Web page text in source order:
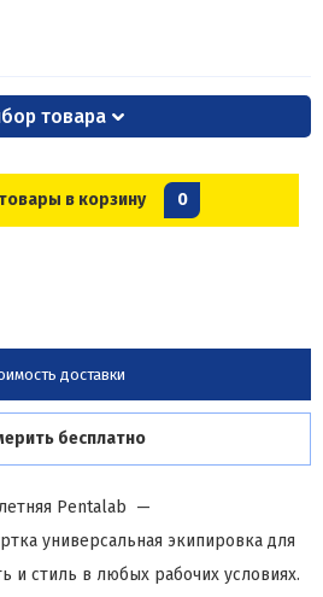
товара
в корзину 0
доставки
бесплатно
Pentalab —
универсальная экипировка для
и стиль в любых рабочих условиях.